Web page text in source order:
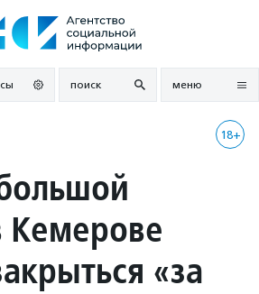
поиск меню
18+
Кемерове
«за